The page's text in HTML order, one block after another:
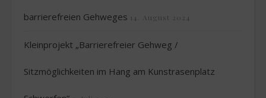
barrierefreien Gehweges 14. August 2024
Kleinprojekt „Barrierefreier Gehweg /
Sitzmöglichkeiten im Hang am Kunstrasenplatz